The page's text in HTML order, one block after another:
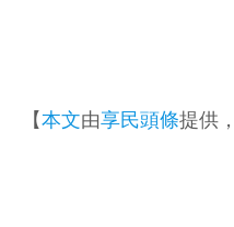
【本文由享民頭條提供